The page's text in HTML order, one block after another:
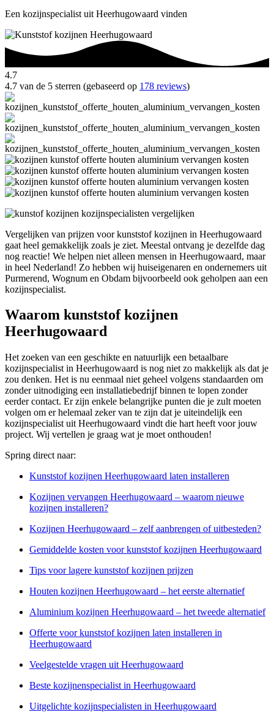
Een kozijnspecialist uit Heerhugowaard vinden
4.7
4.7 van de 5 sterren (gebaseerd op 178 reviews)
Vergelijken van prijzen voor kunststof kozijnen in Heerhugowaard
gaat heel gemakkelijk zoals je ziet. Meestal ontvang je dezelfde dag
nog reactie! We helpen niet alleen mensen in Heerhugowaard, maar
in heel Nederland! Zo hebben wij huiseigenaren en ondernemers uit
Purmerend, Wognum en Obdam bijvoorbeeld ook geholpen aan een
kozijnspecialist.
Waarom kunststof kozijnen
Heerhugowaard
Het zoeken van een geschikte en natuurlijk een betaalbare
kozijnspecialist in Heerhugowaard is nog niet zo makkelijk als dat je
zou denken. Het is nu eenmaal niet geheel volgens standaarden om
zonder uitnodiging een installatiebedrijf binnen te lopen zonder
eerder contact. Er zijn enkele belangrijke punten die je zult moeten
volgen om er helemaal zeker van te zijn dat je uiteindelijk een
kozijnspecialist uit Heerhugowaard vindt die hart heeft voor jouw
project. Wij vertellen je graag wat je moet onthouden!
Spring direct naar:
Kunststof kozijnen Heerhugowaard laten installeren
Kozijnen vervangen Heerhugowaard – waarom nieuwe
kozijnen installeren?
Kozijnen Heerhugowaard – zelf aanbrengen of uitbesteden?
Gemiddelde kosten voor kunststof kozijnen Heerhugowaard
Tips voor lagere kunststof kozijnen prijzen
Houten kozijnen Heerhugowaard – het eerste alternatief
Aluminium kozijnen Heerhugowaard – het tweede alternatief
Offerte voor kunststof kozijnen laten installeren in
Heerhugowaard
Veelgestelde vragen uit Heerhugowaard
Beste kozijnenspecialist in Heerhugowaard
Uitgelichte kozijnspecialisten in Heerhugowaard